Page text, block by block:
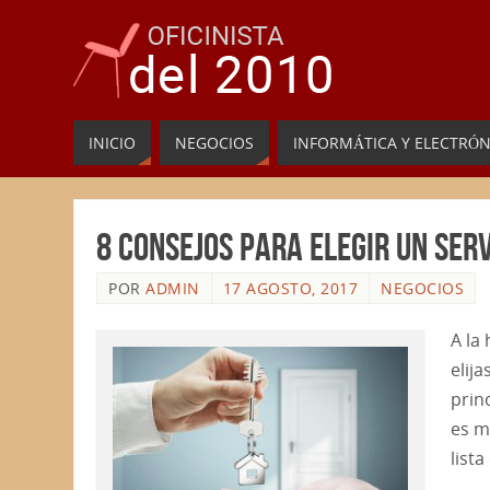
INICIO NEGOCIOS INFORMÁTICA Y
8 consejos para elegir un
POR ADMIN 17 AGOSTO, 2017 NEGOCIOS
A la
es
lista